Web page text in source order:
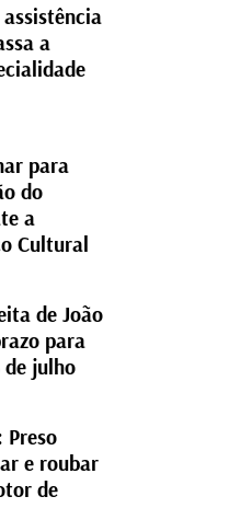
a
para
do
a
Cultural
de João
para
de julho
Preso
e roubar
de